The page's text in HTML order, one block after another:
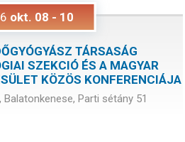
okt. 08 - 10
TÁRSASÁG
SZEKCIÓ ÉS A MAGYAR
KÖZÖS KONFERENCIÁJA
Parti sétány 51